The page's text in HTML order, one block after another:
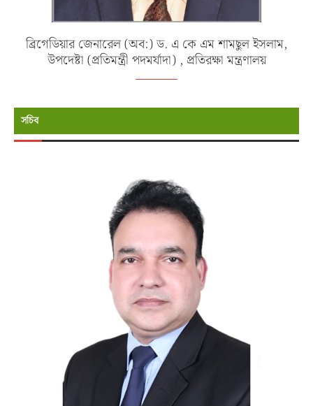
ব্রিগেডিয়ার জেনারেল (অব:) ড. এ কে এম শামছুল ইসলাম,
উপদেষ্টা (প্রতিমন্ত্রী পদমর্যাদা) , প্রতিরক্ষা মন্ত্রণালয়
সচিব